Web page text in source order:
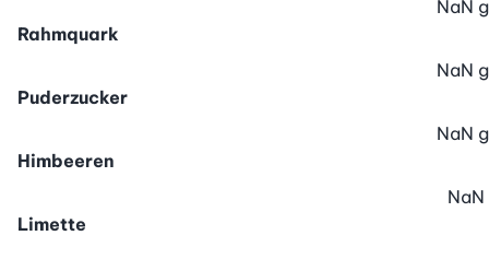
Rahmquark
NaN g
Puderzucker
NaN g
Himbeeren
NaN g
Limette
NaN